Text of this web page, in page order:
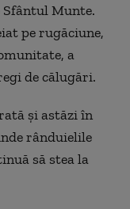
Sfântul Munte.
pe rugăciune,
a
de călugări.
și astăzi în
rânduielile
să stea la